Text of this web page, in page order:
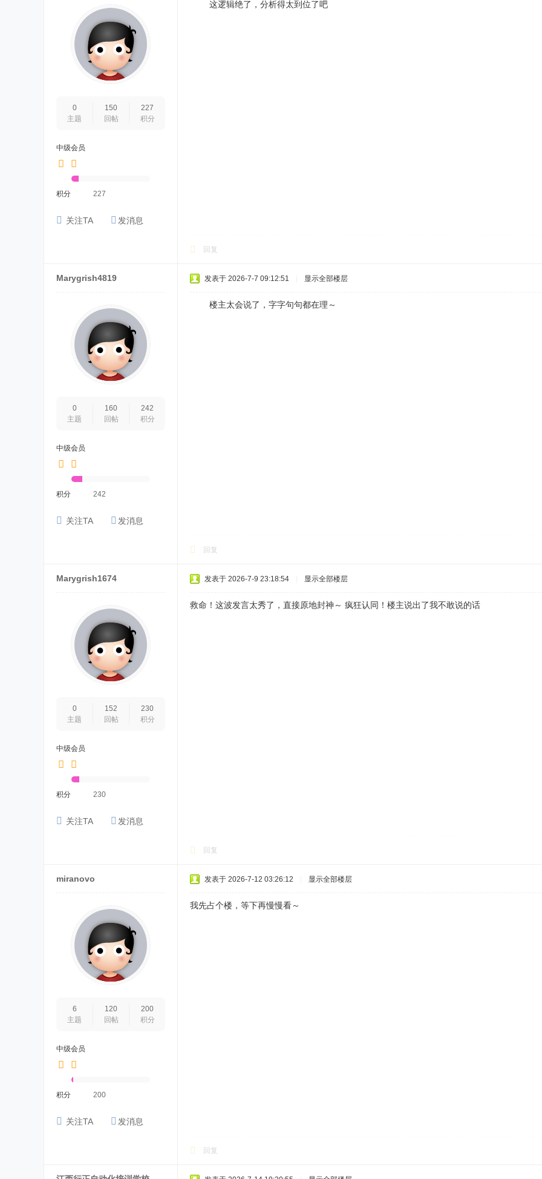
0
主题
150
回帖
227
积分
中级会员
积分 227
关注TA 发消息
这逻辑绝了，分析得太到位了吧
回复
Marygrish4819
0
主题
160
回帖
242
积分
中级会员
积分 242
关注TA 发消息
发表于 2026-7-7 09:12:51 显示全部楼层
楼主太会说了，字字句句都在理～
回复
Marygrish1674
0
主题
152
回帖
230
积分
中级会员
积分 230
关注TA 发消息
发表于 2026-7-9 23:18:54 显示全部楼层
救命！这波发言太秀了，直接原地封神～ 疯狂认同！楼主说出了我不敢说的话
回复
miranovo
6
主题
120
回帖
200
积分
中级会员
积分 200
关注TA 发消息
发表于 2026-7-12 03:26:12 显示全部楼层
我先占个楼，等下再慢慢看～
回复